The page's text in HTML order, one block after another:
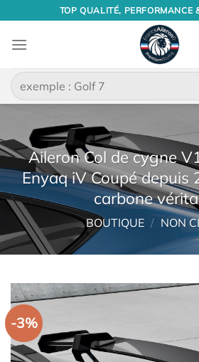
contenu
TOP QUALITÉ, PERFORMANCE
Recherche
pour :
Aileron Col de cygne
Enyaq iV Coupé depuis
carbone
BOUTIQUE / NON
-3%